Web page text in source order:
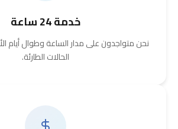
خدمة 24 ساعة
نحن متواجدون على مدار الساعة وطوال أيام
الحالات الطارئة.